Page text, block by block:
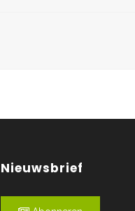
Nieuwsbrief